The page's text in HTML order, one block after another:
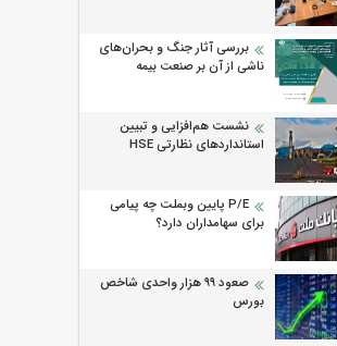
بررسی آثار جنگ و بحران‌های
ناشی از آن بر صنعت بیمه
نشست هم‌افزایی و تبیین
استانداردهای نظارتی HSE
P/E پایین وبملت چه پیامی
برای سهامداران دارد؟
صعود ۹۹ هزار واحدی شاخص
بورس